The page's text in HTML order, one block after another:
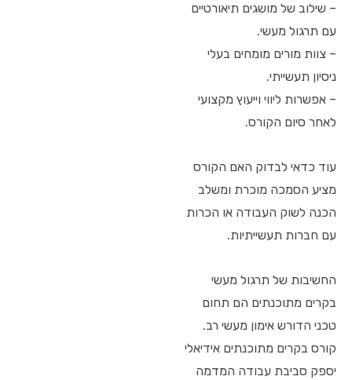
– שילוב של מושגים תיאורטיים
עם תרגול מעשי.
– צוות מורים מומחים בעלי
ניסיון תעשייתי.
– אפשרות ליווי וייעוץ מקצועי
לאחר סיום הקורס.
עוד כדאי לבדוק האם הקורס
מציע הסמכה מוכרת ומשלב
הכנה לשוק העבודה או הכרות
עם חברות תעשייתיות.
החשיבות של תרגול מעשי
בקרים מתוכנתים הם תחום
טכני הדורש אימון מעשי רב.
קורס בקרים מתוכנתים אידיאלי
יספק סביבת עבודה המדמה